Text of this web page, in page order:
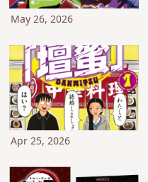
May 26, 2026
Apr 25, 2026